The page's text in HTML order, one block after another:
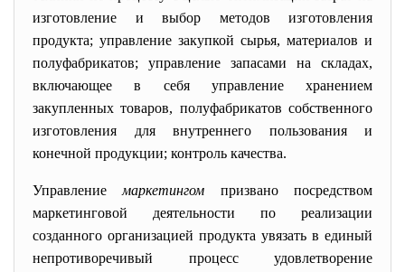
изготовление и выбор методов изготовления
продукта; управление закупкой сырья, материалов и
полуфабрикатов; управление запасами на складах,
включающее в себя управление хранением
закупленных товаров, полуфабрикатов собственного
изготовления для внутреннего пользования и
конечной продукции; контроль качества.
Управление маркетингом призвано посредством
маркетинговой деятельности по реализации
созданного организацией продукта увязать в единый
непротиворечивый процесс удовлетворение